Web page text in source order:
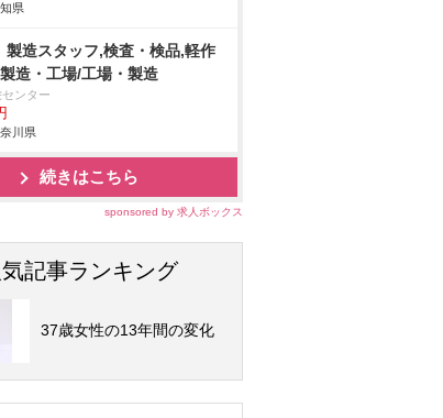
県
製造スタッフ,検査・検品,軽作
造・工場/工場・製造
ンター
川県
続きはこちら
sponsored by 求人ボックス
気記事ランキング
37歳女性の13年間の変化